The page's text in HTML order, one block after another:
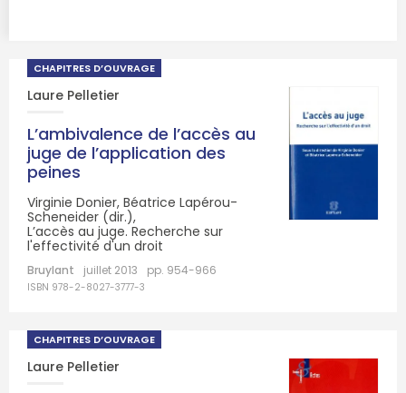
CHAPITRES D’OUVRAGE
Laure Pelletier
L’ambivalence de l’accès au
juge de l’application des
peines
Virginie Donier, Béatrice Lapérou-
Scheneider (dir.),
L’accès au juge. Recherche sur
l'effectivité d'un droit
Bruylant juillet 2013 pp. 954-966
ISBN 978-2-8027-3777-3
CHAPITRES D’OUVRAGE
Laure Pelletier